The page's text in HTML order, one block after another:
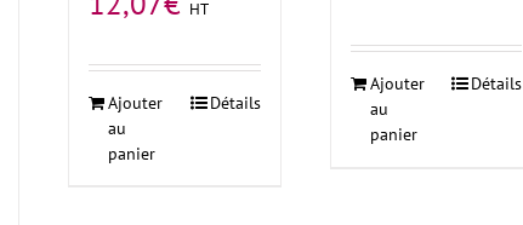
HT
Ajouter
au
panier
Détails
Ajouter
au
panier
Détails